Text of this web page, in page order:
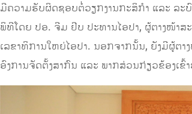
ມີຄວາມຮັບຜິດຊອບຕໍ່ວຽກງານກະສິກຳ ແລະ ລະບົ
ພິທີໂດຍ ປອ. ຈີມ ຢີບ ປະທານໄອປາ, ຜູ້ຕາງໜ້າສ
ເລຂາທິການໃຫຍ່ໄອປາ. ນອກຈາກນັ້ນ, ຍັງມີຜູ້ຕ
ອົງການຈັດຕັ້ງສາກົນ ແລະ ພາກສ່ວນກ່ຽວຂ້ອງເຂົ້